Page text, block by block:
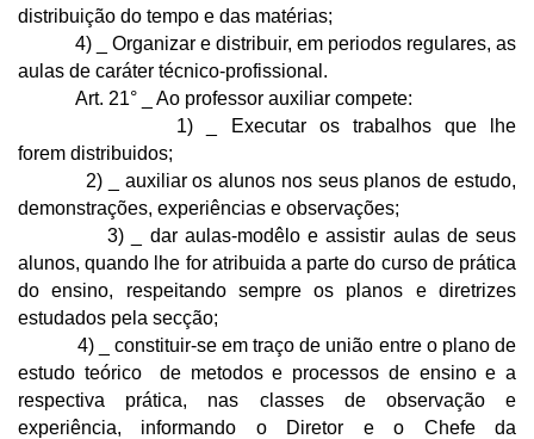
distribuição do tempo e das matérias;
4) _ Organizar e distribuir, em periodos regulares, as
aulas de caráter técnico-profissional.
Art. 21° _ Ao professor auxiliar compete:
1) _ Executar os trabalhos que lhe
forem distribuidos;
2) _ auxiliar os alunos nos seus planos de estudo,
demonstrações, experiências e observações;
3) _ dar aulas-modêlo e assistir aulas de seus
alunos, quando lhe for atribuida a parte do curso de prática
do ensino, respeitando sempre os planos e diretrizes
estudados pela secção;
4) _ constituir-se em traço de união entre o plano de
estudo teórico de metodos e processos de ensino e a
respectiva prática, nas classes de observação e
experiência, informando o Diretor e o Chefe da